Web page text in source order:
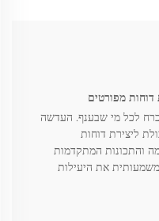
מפורטים
לכל מי שבענף. העדשה
ליצירת דוחות
והתכונות המתקדמות
את היעילות